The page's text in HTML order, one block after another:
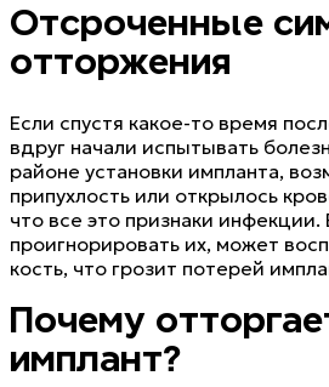
Отсроченные
отторжения
Если спустя какое-то время
вдруг начали испытывать
районе установки импланта,
припухлость или открылось
что все это признаки инфекции.
проигнорировать их, может
кость, что грозит потерей
Почему
имплант?